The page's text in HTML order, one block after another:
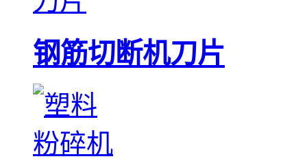
钢筋切断机刀片